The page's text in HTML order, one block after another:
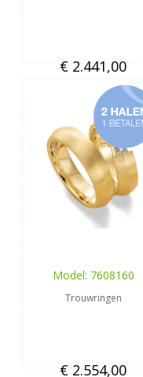
€ 2.441,00
Model: 7608160
Trouwringen
€ 2.554,00